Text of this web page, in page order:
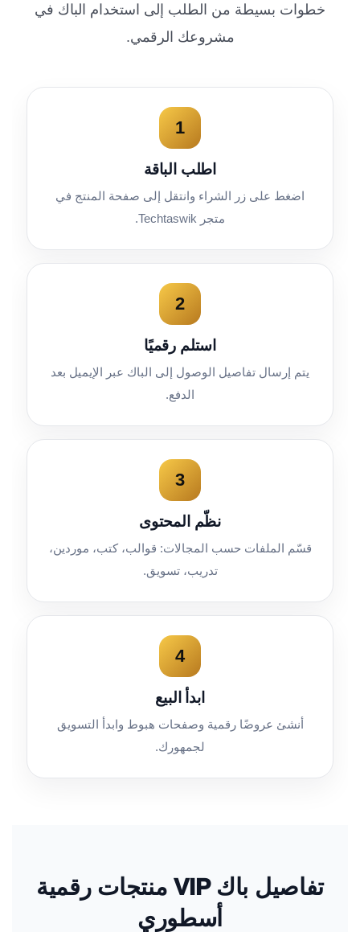
خطوات بسيطة من الطلب إلى استخدام الباك في
مشروعك الرقمي.
1
اطلب الباقة
اضغط على زر الشراء وانتقل إلى صفحة المنتج في
متجر Techtaswik.
2
استلم رقميًا
يتم إرسال تفاصيل الوصول إلى الباك عبر الإيميل بعد
الدفع.
3
نظّم المحتوى
قسّم الملفات حسب المجالات: قوالب، كتب، موردين،
تدريب، تسويق.
4
ابدأ البيع
أنشئ عروضًا رقمية وصفحات هبوط وابدأ التسويق
لجمهورك.
تفاصيل باك VIP منتجات رقمية
أسطوري